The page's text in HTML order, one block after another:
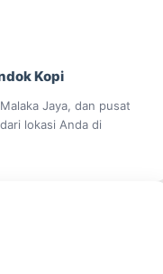
Kopi
Jaya, dan pusat
lokasi Anda di